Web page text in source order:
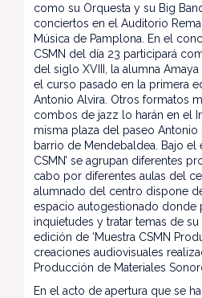
como su Orquesta y su Big
conciertos en el Auditorio
Música de Pamplona. En el
CSMN del día 23 participará
del siglo XVIII, la alumna
el curso pasado en la primera
Antonio Alvira. Otros formatos
combos de jazz lo harán en el
misma plaza del paseo Antonio
barrio de Mendebaldea. Bajo el
CSMN’ se agrupan diferentes
cabo por diferentes aulas del
alumnado del centro dispone de
espacio autogestionado donde
inquietudes y tratar temas de su
edición de ‘Muestra CSMN
creaciones audiovisuales
Producción de Materiales
En el acto de apertura que se